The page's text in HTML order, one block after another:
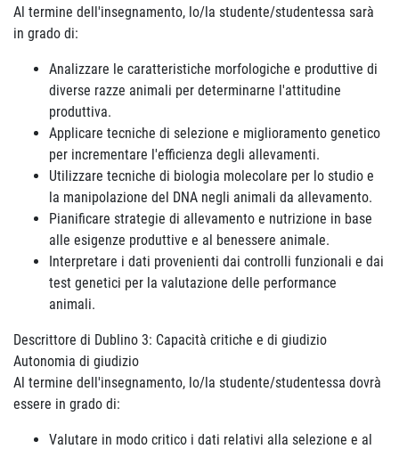
Al termine dell'insegnamento, lo/la studente/studentessa sarà
in grado di:
Analizzare le caratteristiche morfologiche e produttive di
diverse razze animali per determinarne l'attitudine
produttiva.
Applicare tecniche di selezione e miglioramento genetico
per incrementare l'efficienza degli allevamenti.
Utilizzare tecniche di biologia molecolare per lo studio e
la manipolazione del DNA negli animali da allevamento.
Pianificare strategie di allevamento e nutrizione in base
alle esigenze produttive e al benessere animale.
Interpretare i dati provenienti dai controlli funzionali e dai
test genetici per la valutazione delle performance
animali.
Descrittore di Dublino 3: Capacità critiche e di giudizio
Autonomia di giudizio
Al termine dell'insegnamento, lo/la studente/studentessa dovrà
essere in grado di:
Valutare in modo critico i dati relativi alla selezione e al